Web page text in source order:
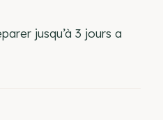
jusqu’à 3 jours a